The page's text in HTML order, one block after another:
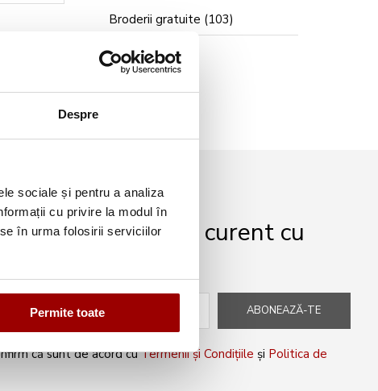
Despre
sociale și pentru a analiza
cu privire la modul în
în urma folosirii serviciilor
Permite toate
Broderii gratuite (103)
și fii mereu la curent cu
ABONEAZĂ-TE
că sunt de acord cuTermenii și Condițiile și Politica de